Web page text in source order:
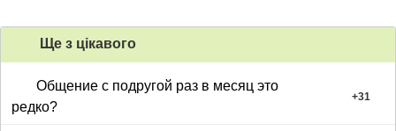
Ще з цiкавого
Общение с подругой раз в месяц это
редко?
+31